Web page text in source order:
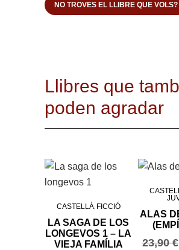
NO TROVES EL LLIBRE QUE VOLS?
Llibres que
poden agradar
CASTELLÀ, FICCIÓ
LA SAGA DE LOS
LONGEVOS 1 – LA
VIEJA FAMÍLIA
ALAS
23,90€